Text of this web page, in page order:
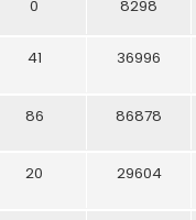
0 8298
41 36996
86 86878
20 29604